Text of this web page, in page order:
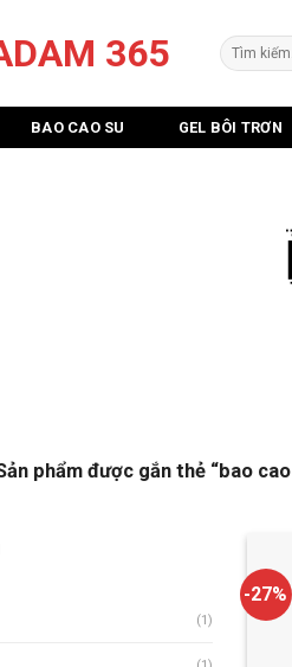
365
Tìm
kiếm:
BAO CAO SU GEL BÔI TRƠN
phẩm được gắn thẻ “bao cao
(1)
-27%